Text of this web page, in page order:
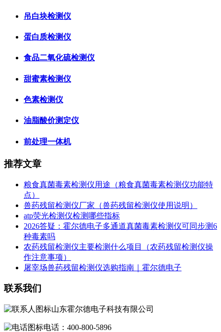
吊白块检测仪
蛋白质检测仪
食品二氧化硫检测仪
甜蜜素检测仪
色素检测仪
油脂酸价测定仪
前处理一体机
推荐文章
粮食真菌毒素检测仪用途（粮食真菌毒素检测仪功能特
点）
兽药残留检测仪厂家（兽药残留检测仪使用说明）
atp荧光检测仪检测哪些指标
2026答疑：霍尔德电子多通道真菌毒素检测仪可同步测6
种毒素吗
农药残留检测仪主要检测什么项目（农药残留检测仪操
作注意事项）
屠宰场兽药残留检测仪选购指南｜霍尔德电子
联系我们
山东霍尔德电子科技有限公司
电话：400-800-5896